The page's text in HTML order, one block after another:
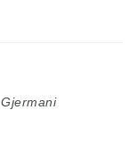
Gjermani